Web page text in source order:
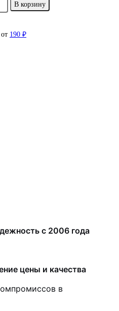
В корзину
190 ₽
с 2006 года
цены и качества
в